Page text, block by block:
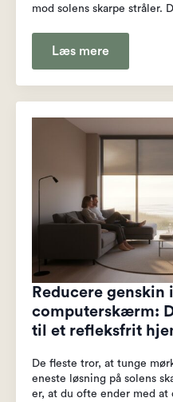
mod solens skarpe stråler.
Læs mere
Reducere genskin
computerskærm:
til et refleksfrit
De fleste tror, at tunge
eneste løsning på solens
er, at du ofte ender med at